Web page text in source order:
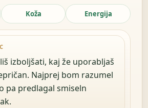
Koža Energija
izboljšati, kaj že uporabljaš
Najprej bom razumel
pa predlagal smiseln